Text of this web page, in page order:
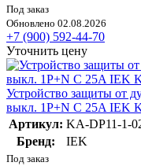
Под заказ
Обновлено 02.08.2026
+7 (900) 592-44-70
Уточнить цену
Устройство защиты от
выкл. 1P+N C 25A IEK
Артикул: KA-DP11-1-
Бренд:
IEK
Под заказ